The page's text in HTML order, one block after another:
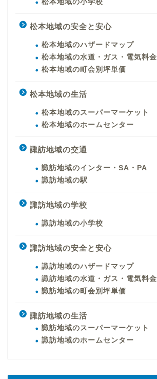
松本地域の小学校
松本地域の安全と安心
松本地域のハザードマップ
松本地域の水道・ガス・電気料金
松本地域の町会別坪単価
松本地域の生活
松本地域のスーパーマーケット
松本地域のホームセンター
諏訪地域の交通
諏訪地域のインター・SA・PA
諏訪地域の駅
諏訪地域の学校
諏訪地域の小学校
諏訪地域の安全と安心
諏訪地域のハザードマップ
諏訪地域の水道・ガス・電気料金
諏訪地域の町会別坪単価
諏訪地域の生活
諏訪地域のスーパーマーケット
諏訪地域のホームセンター